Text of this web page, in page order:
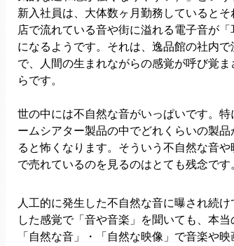
新入社員は、大体数ヶ月勤務していると
店で流れている音や街に溢れる電子音が
になるようです。それは、逸品館の社内
で、人間の生まれながらの感覚が呼び覚
らです。
世の中には不自然な音がいっぱいです。
ームシアター製品の中でどれくらいの製
ると怖くなります。そういう不自然な音
で売れているのを見るのはとても残念です
人工的に発生した不自然な音に曝され続
した感覚で「音や音楽」を聞いても、本
「自然な音」・「自然な映像」で音楽や